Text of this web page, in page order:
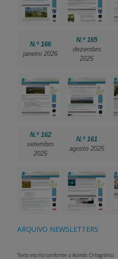
N.º 166
janeiro 2026
N.º 165
dezembro
2025
N.º 162
setembro
2025
N.º 161
agosto 2025
ARQUIVO NEWSLETTERS
Texto escrito conforme o Acordo Ortográfico.